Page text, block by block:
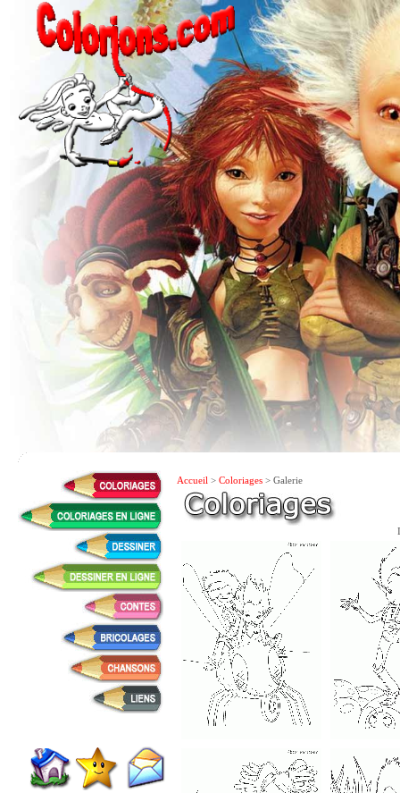
Accueil > Coloriages > Galerie